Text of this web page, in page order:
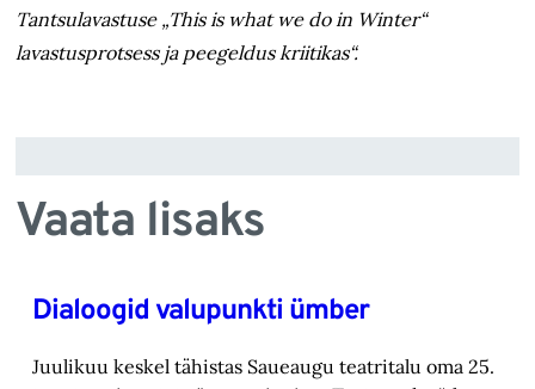
Tantsulavastuse „This is what we do in Winter“
lavastusprotsess ja peegeldus kriitikas“.
Vaata lisaks
Dialoogid valupunkti ümber
Juulikuu keskel tähistas Saueaugu teatritalu oma 25.